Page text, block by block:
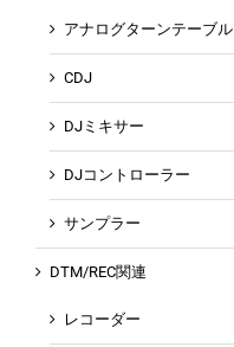
アナログターンテーブル
CDJ
DJミキサー
DJコントローラー
サンプラー
DTM/REC関連
レコーダー